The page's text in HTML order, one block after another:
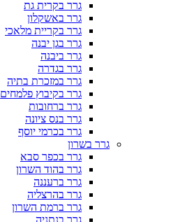
גרר בקרית גת
גרר באשקלון
גרר בקריית מלאכי
גרר בגן יבנה
גרר ביבנה
גרר בגדרה
גרר במזכרת בתיה
גרר בקיבוץ פלמחים
גרר ברחובות
גרר בנס ציונה
גרר בכרמי יוסף
גרר בשרון
גרר בכפר סבא
גרר בהוד השרון
גרר ברעננה
גרר בהרצליה
גרר ברמת השרון
גרר בנתניה